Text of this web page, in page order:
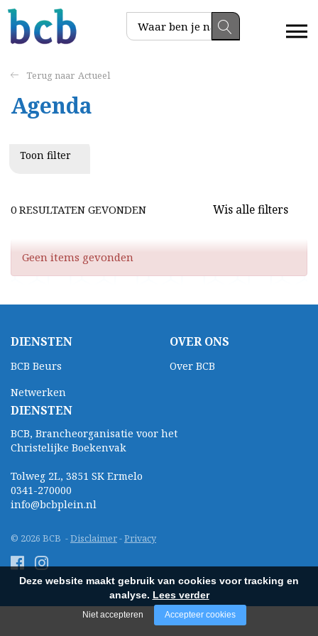
Actueel
Agenda
Toon filter
0 RESULTATEN GEVONDEN Wis alle filters
Geen items gevonden
DIENSTEN
BCB Beurs
Netwerken
OVER ONS
Over BCB
DIENSTEN
BCB, Brancheorganisatie voor het
Christelijke Boekenvak
Tolweg 2L, 3851 SK Ermelo
0341-270000
info@bcbplein.nl
© 2026 BCB -Disclaimer-Privacy
Deze website maakt gebruik van cookies voor tracking en
analyse. Lees verder
Niet accepteren Accepteer cookies